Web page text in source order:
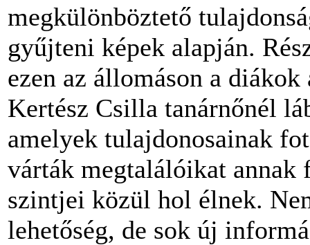
megkülönböztető
gyűjteni képek alapján.
ezen az állomáson a
Kertész Csilla tanárnőnél
amelyek tulajdonosainak
várták megtalálóikat annak
szintjei közül hol élnek.
lehetőség, de sok új